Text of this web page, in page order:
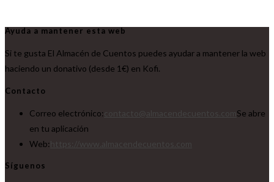
Ayuda a mantener esta web
Si te gusta El Almacén de Cuentos puedes ayudar a mantener la web
haciendo un donativo (desde 1€) en Kofi.
Contacto
Correo electrónico:
Se abre
en tu aplicación
Web:
Síguenos